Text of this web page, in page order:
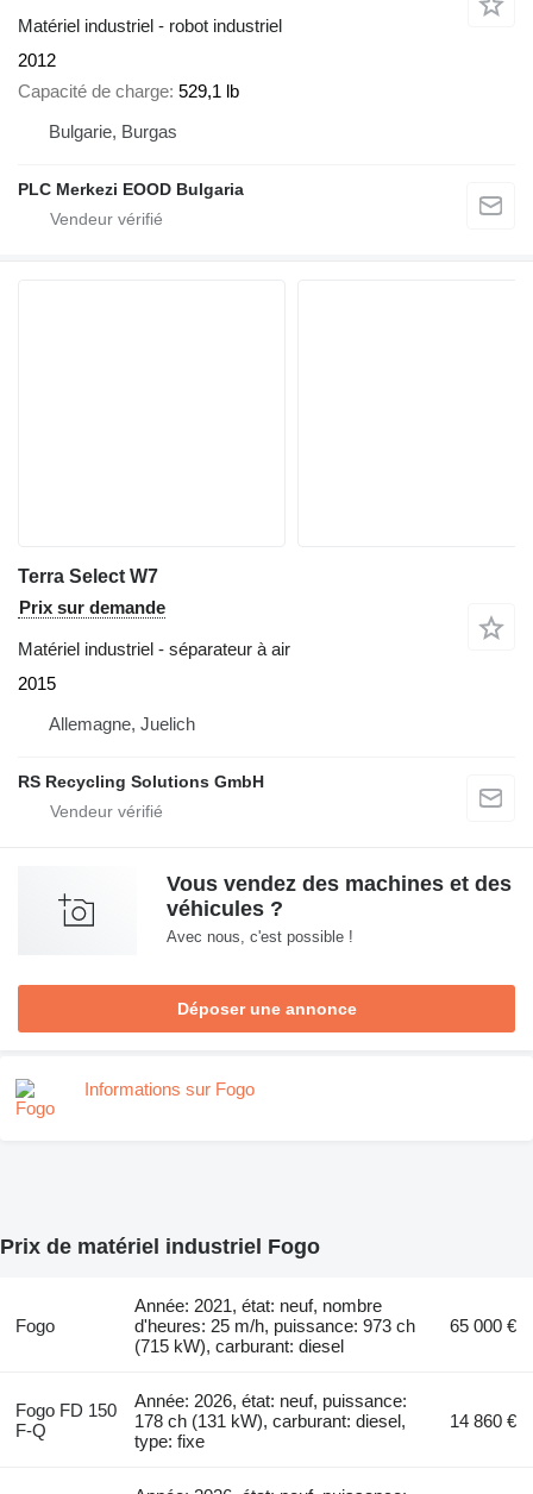
Matériel industriel - robot industriel
2012
Capacité de charge 529,1 lb
Bulgarie, Burgas
PLC Merkezi EOOD Bulgaria
Terra Select W7
Prix sur demande
Matériel industriel - séparateur à air
2015
Allemagne, Juelich
RS Recycling Solutions GmbH
Vous vendez des machines et des
véhicules ?
Avec nous, c'est possible !
Déposer une annonce
Informations sur Fogo
Prix de matériel industriel Fogo
Fogo
Année: 2021, état: neuf, nombre
d'heures: 25 m/h, puissance: 973 ch
(715 kW), carburant: diesel
65 000 €
Fogo FD 150
F-Q
Année: 2026, état: neuf, puissance:
178 ch (131 kW), carburant: diesel,
type: fixe
14 860 €